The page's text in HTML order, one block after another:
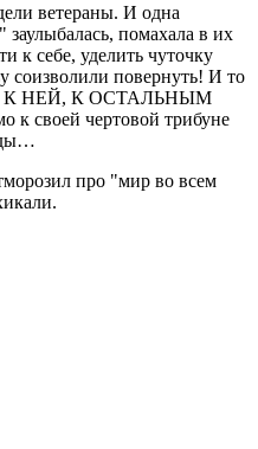
ветераны. И одна
помахала в их
к себе, уделить чуточку
соизволили повернуть! И то
К НЕЙ, К ОСТАЛЬНЫМ
своей чертовой трибуне
про "мир во всем